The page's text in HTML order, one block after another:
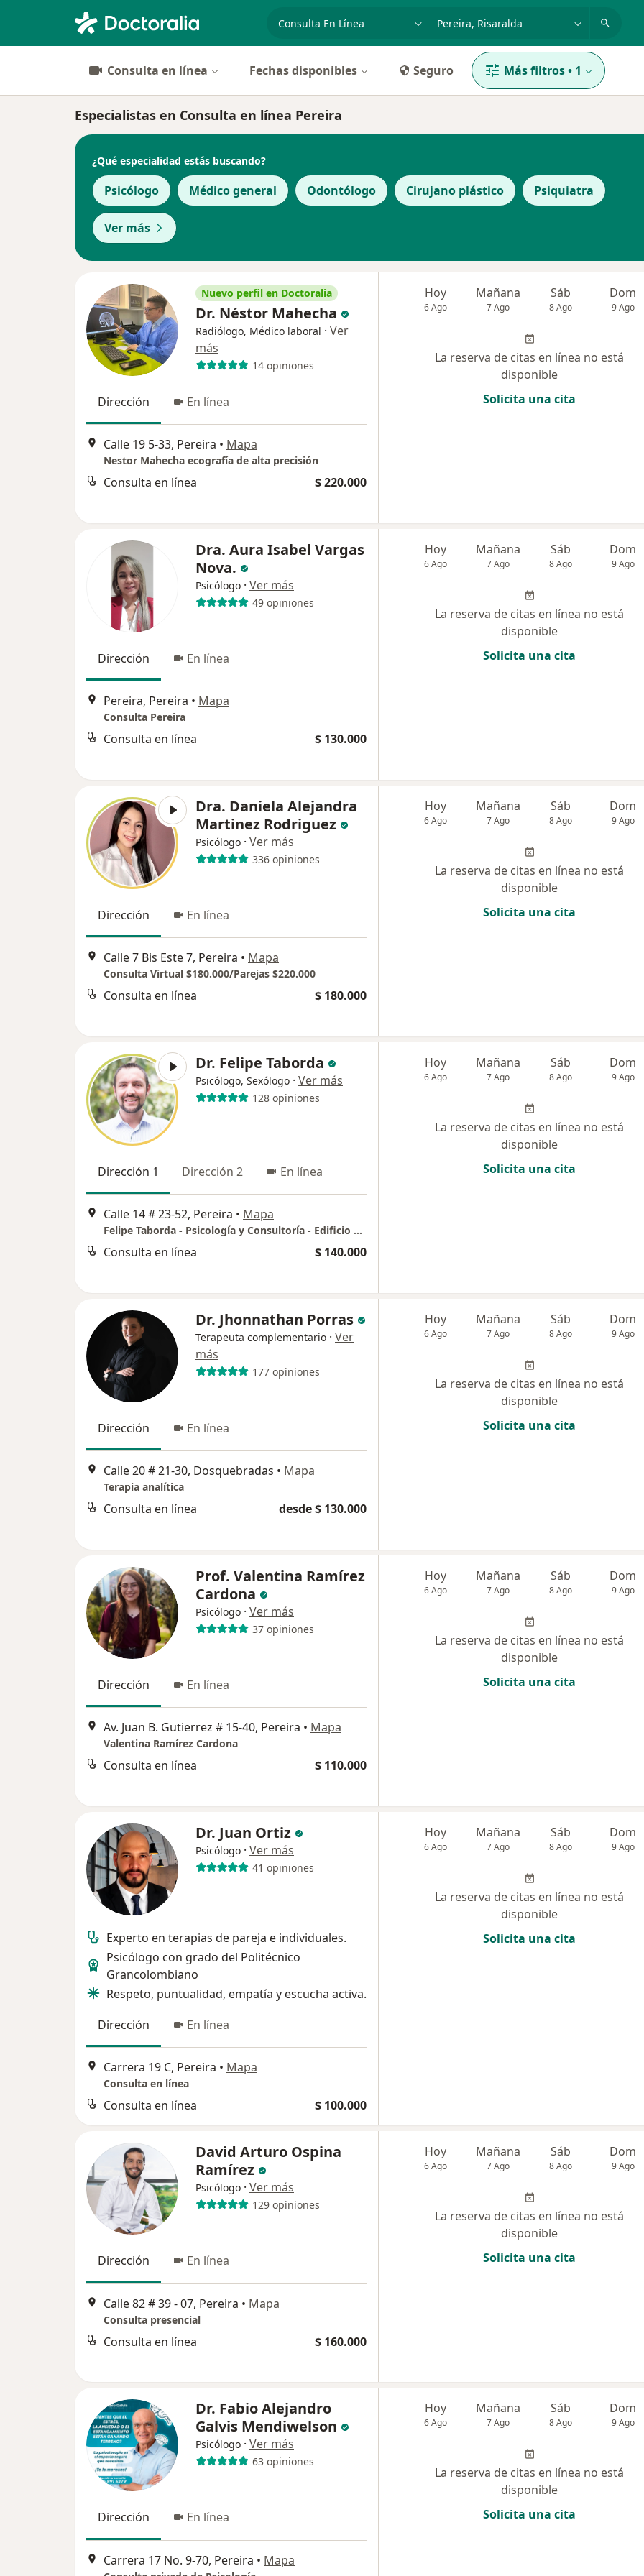
especialidad, enfermedad o nombre
Consulta en línea Fechas disponibles Seguro Más filtros• 1
Especialistas en Consulta en línea Pereira
¿Qué especialidad estás buscando?
Psicólogo Médico general Odontólogo Cirujano plástico Psiquiatra
Ver más
Nuevo perfil en Doctoralia
Dr. Néstor Mahecha
Radiólogo, Médico laboral · Ver
más
14 opiniones
Dirección En línea
Calle 19 5-33, Pereira • Mapa
Nestor Mahecha ecografía de alta precisión
Consulta en línea $ 220.000
Hoy
6 Ago
Mañana
7 Ago
Sáb
8 Ago
Dom
9 Ago
La reserva de citas en línea no está
disponible
Solicita una cita
Dra. Aura Isabel Vargas
Nova.
Psicólogo · Ver más
49 opiniones
Dirección En línea
Pereira, Pereira • Mapa
Consulta Pereira
Consulta en línea $ 130.000
Hoy
6 Ago
Mañana
7 Ago
Sáb
8 Ago
Dom
9 Ago
La reserva de citas en línea no está
disponible
Solicita una cita
Dra. Daniela Alejandra
Martinez Rodriguez
Psicólogo · Ver más
336 opiniones
Dirección En línea
Calle 7 Bis Este 7, Pereira • Mapa
Consulta Virtual $180.000/Parejas $220.000
Consulta en línea $ 180.000
Hoy
6 Ago
Mañana
7 Ago
Sáb
8 Ago
Dom
9 Ago
La reserva de citas en línea no está
disponible
Solicita una cita
Dr. Felipe Taborda
Psicólogo, Sexólogo · Ver más
128 opiniones
Dirección 1 Dirección 2 En línea
Calle 14 # 23-52, Pereira • Mapa
Felipe Taborda - Psicología y Consultoría - Edificio Alturia Consultorio 1107
Consulta en línea $ 140.000
Hoy
6 Ago
Mañana
7 Ago
Sáb
8 Ago
Dom
9 Ago
La reserva de citas en línea no está
disponible
Solicita una cita
Dr. Jhonnathan Porras
Terapeuta complementario · Ver
más
177 opiniones
Dirección En línea
Calle 20 # 21-30, Dosquebradas • Mapa
Terapia analítica
Consulta en línea desde $ 130.000
Hoy
6 Ago
Mañana
7 Ago
Sáb
8 Ago
Dom
9 Ago
La reserva de citas en línea no está
disponible
Solicita una cita
Prof. Valentina Ramírez
Cardona
Psicólogo · Ver más
37 opiniones
Dirección En línea
Av. Juan B. Gutierrez # 15-40, Pereira • Mapa
Valentina Ramírez Cardona
Consulta en línea $ 110.000
Hoy
6 Ago
Mañana
7 Ago
Sáb
8 Ago
Dom
9 Ago
La reserva de citas en línea no está
disponible
Solicita una cita
Dr. Juan Ortiz
Psicólogo · Ver más
41 opiniones
Experto en terapias de pareja e individuales.
Psicólogo con grado del Politécnico
Grancolombiano
Respeto, puntualidad, empatía y escucha activa.
Dirección
En línea
Carrera 19 C, Pereira • Mapa
Consulta en línea
Consulta en línea $ 100.000
Hoy
6 Ago
Mañana
7 Ago
Sáb
8 Ago
Dom
9 Ago
La reserva de citas en línea no está
disponible
Solicita una cita
David Arturo Ospina
Ramírez
Psicólogo · Ver más
129 opiniones
Dirección En línea
Calle 82 # 39 - 07, Pereira • Mapa
Consulta presencial
Consulta en línea $ 160.000
Hoy
6 Ago
Mañana
7 Ago
Sáb
8 Ago
Dom
9 Ago
La reserva de citas en línea no está
disponible
Solicita una cita
Dr. Fabio Alejandro
Galvis Mendiwelson
Psicólogo · Ver más
63 opiniones
Dirección En línea
Carrera 17 No. 9-70, Pereira • Mapa
Hoy
6 Ago
Mañana
7 Ago
Sáb
8 Ago
Dom
9 Ago
La reserva de citas en línea no está
disponible
Solicita una cita